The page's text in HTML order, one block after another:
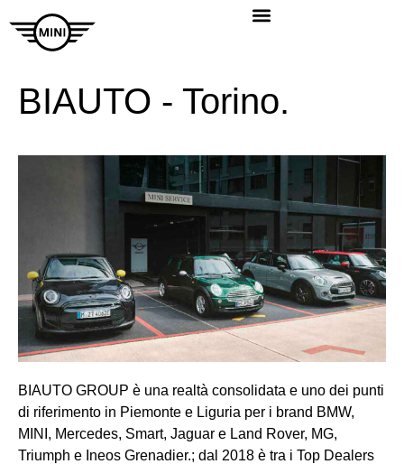
BIAUTO - Torino.
BIAUTO GROUP è una realtà consolidata e uno dei punti
di riferimento in Piemonte e Liguria per i brand BMW,
MINI, Mercedes, Smart, Jaguar e Land Rover, MG,
Triumph e Ineos Grenadier.; dal 2018 è tra i Top Dealers